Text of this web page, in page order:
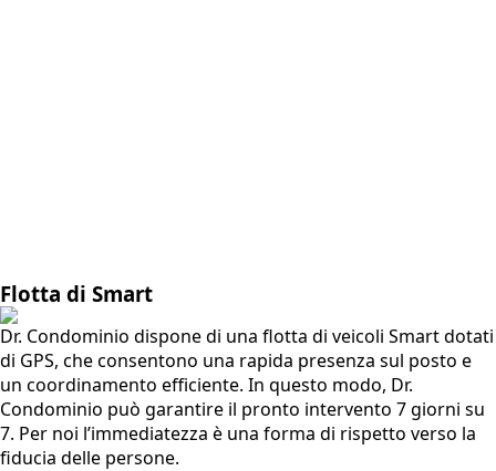
Flotta di Smart
Dr. Condominio dispone di una flotta di veicoli Smart dotati
di GPS, che consentono una rapida presenza sul posto e
un coordinamento efficiente. In questo modo, Dr.
Condominio può garantire il pronto intervento 7 giorni su
7. Per noi l’immediatezza è una forma di rispetto verso la
fiducia delle persone.